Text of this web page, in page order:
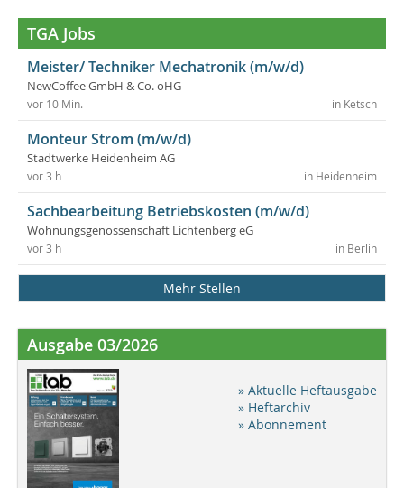
TGA Jobs
Meister/ Techniker Mechatronik (m/w/d)
NewCoffee GmbH & Co. oHG
in Ketsch
vor 10 Min.
Monteur Strom (m/w/d)
Stadtwerke Heidenheim AG
in Heidenheim
vor 3 h
Sachbearbeitung Betriebskosten (m/w/d)
Wohnungsgenossenschaft Lichtenberg eG
in Berlin
vor 3 h
Mehr Stellen
Ausgabe 03/2026
» Aktuelle Heftausgabe
» Heftarchiv
» Abonnement